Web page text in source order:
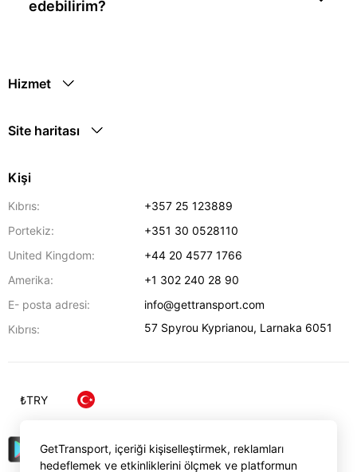
edebilirim?
Hizmet
Site haritası
Kişi
Kıbrıs:
+357 25 123889
Portekiz:
+351 30 0528110
United Kingdom:
+44 20 4577 1766
Amerika:
+1 302 240 28 90
E- posta adresi:
info@gettransport.com
Kıbrıs:
57 Spyrou Kyprianou, Larnaka 6051
₺TRY
GetTransport, içeriği kişiselleştirmek, reklamları
hedeflemek ve etkinliklerini ölçmek ve platformun